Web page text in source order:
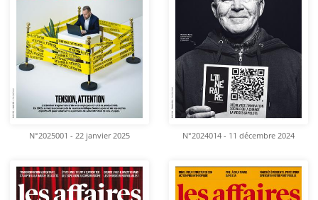
N°2025001 - 22 janvier 2025 N°2024014 - 11 décembre 2024